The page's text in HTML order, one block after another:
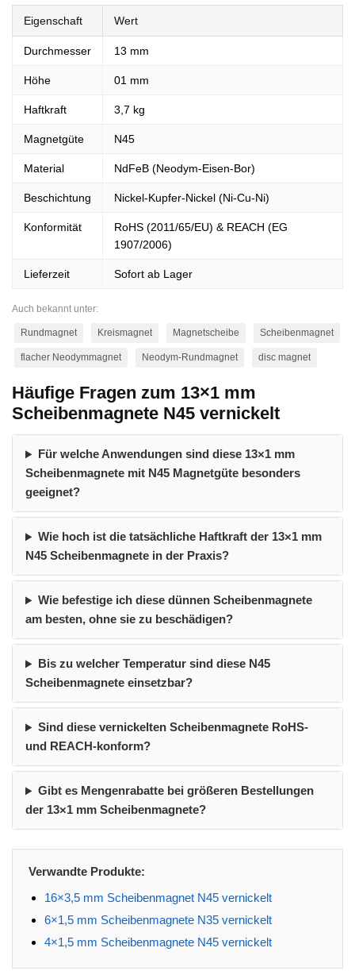
Eigenschaft Wert
Durchmesser 13 mm
Höhe 01 mm
Haftkraft 3,7 kg
Magnetgüte N45
Material NdFeB (Neodym-Eisen-Bor)
Beschichtung Nickel-Kupfer-Nickel (Ni-Cu-Ni)
Konformität
RoHS (2011/65/EU) & REACH (EG
1907/2006)
Lieferzeit Sofort ab Lager
Auch bekannt unter:
Rundmagnet Kreismagnet Magnetscheibe Scheibenmagnet
flacher Neodymmagnet Neodym-Rundmagnet disc magnet
Häufige Fragen zum 13×1 mm
Scheibenmagnete N45 vernickelt
Für welche Anwendungen sind diese 13×1 mm
Scheibenmagnete mit N45 Magnetgüte besonders
geeignet?
Wie hoch ist die tatsächliche Haftkraft der 13×1 mm
N45 Scheibenmagnete in der Praxis?
Wie befestige ich diese dünnen Scheibenmagnete
am besten, ohne sie zu beschädigen?
Bis zu welcher Temperatur sind diese N45
Scheibenmagnete einsetzbar?
Sind diese vernickelten Scheibenmagnete RoHS-
und REACH-konform?
Gibt es Mengenrabatte bei größeren Bestellungen
der 13×1 mm Scheibenmagnete?
Verwandte Produkte:
16×3,5 mm Scheibenmagnet N45 vernickelt
6×1,5 mm Scheibenmagnete N35 vernickelt
4×1,5 mm Scheibenmagnete N45 vernickelt